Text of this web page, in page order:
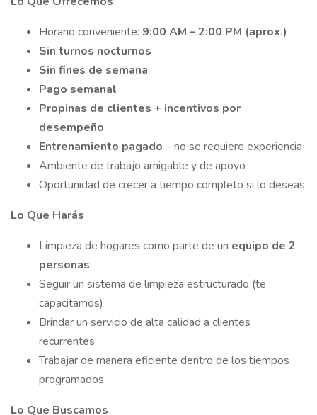
Horario conveniente: 9:00 AM – 2:00 PM (aprox.)
Sin turnos nocturnos
Sin fines de semana
Pago semanal
Propinas de clientes + incentivos por
desempeño
Entrenamiento pagado – no se requiere experiencia
Ambiente de trabajo amigable y de apoyo
Oportunidad de crecer a tiempo completo si lo deseas
Lo Que Harás
Limpieza de hogares como parte de un equipo de 2
personas
Seguir un sistema de limpieza estructurado (te
capacitamos)
Brindar un servicio de alta calidad a clientes
recurrentes
Trabajar de manera eficiente dentro de los tiempos
programados
Lo Que Buscamos